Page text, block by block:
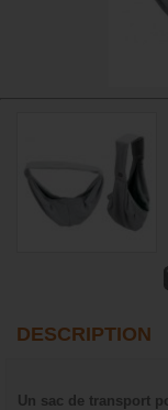
DESCRIPTION
Un sac de transport